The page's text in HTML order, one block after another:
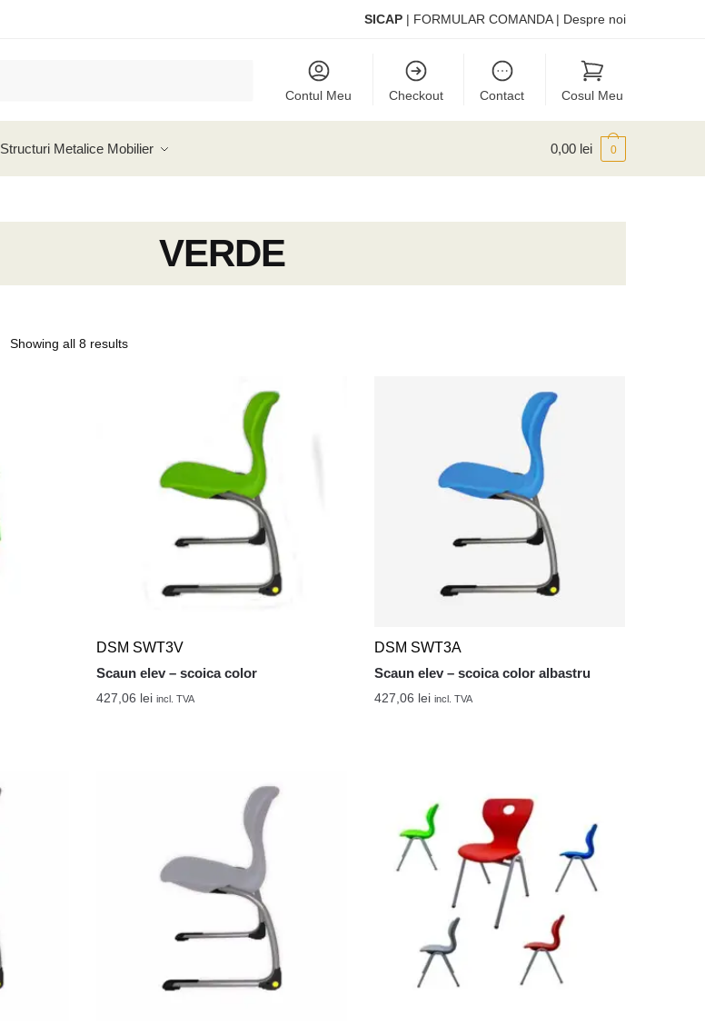
SICAP | FORMULAR COMANDA| Despre noi
Contul Meu Checkout Contact Cosul Meu
Structuri Metalice Mobilier 0,00 lei 0
VERDE
Showing all 8 results
DSM SWT3V
Scaun elev – scoica color
427,06 lei incl. TVA
DSM SWT3A
Scaun elev – scoica color albastru
427,06 lei incl. TVA